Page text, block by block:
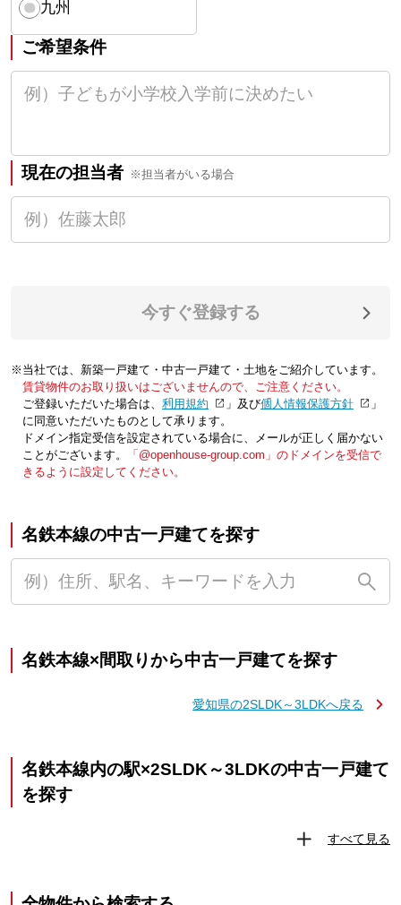
九州
ご希望条件
現在の担当者 ※担当者がいる場合
今すぐ登録する
※当社では、新築一戸建て・中古一戸建て・土地をご紹介しています。
賃貸物件のお取り扱いはございませんので、ご注意ください。
ご登録いただいた場合は、「利用規約 」及び「個人情報保護方針
」
に同意いただいたものとして承ります。
ドメイン指定受信を設定されている場合に、メールが正しく届かない
ことがございます。
「@openhouse-group.com」のドメインを受信で
きるように設定してください。
名鉄本線の中古一戸建てを探す
名鉄本線×間取りから中古一戸建てを探す
愛知県の2SLDK～3LDKへ戻る
名鉄本線内の駅×2SLDK～3LDKの中古一戸建て
を探す
すべて見る